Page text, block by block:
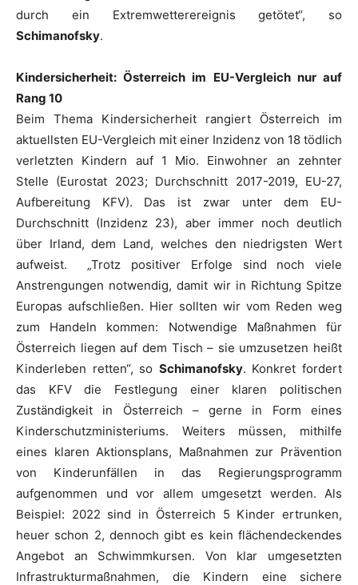
durch ein Extremwetterereignis getötet“, so
Schimanofsky.
Kindersicherheit: Österreich im EU-Vergleich nur auf
Rang 10
Beim Thema Kindersicherheit rangiert Österreich im
aktuellsten EU-Vergleich mit einer Inzidenz von 18 tödlich
verletzten Kindern auf 1 Mio. Einwohner an zehnter
Stelle (Eurostat 2023; Durchschnitt 2017-2019, EU-27,
Aufbereitung KFV). Das ist zwar unter dem EU-
Durchschnitt (Inzidenz 23), aber immer noch deutlich
über Irland, dem Land, welches den niedrigsten Wert
aufweist. „Trotz positiver Erfolge sind noch viele
Anstrengungen notwendig, damit wir in Richtung Spitze
Europas aufschließen. Hier sollten wir vom Reden weg
zum Handeln kommen: Notwendige Maßnahmen für
Österreich liegen auf dem Tisch – sie umzusetzen heißt
Kinderleben retten“, so Schimanofsky. Konkret fordert
das KFV die Festlegung einer klaren politischen
Zuständigkeit in Österreich – gerne in Form eines
Kinderschutzministeriums. Weiters müssen, mithilfe
eines klaren Aktionsplans, Maßnahmen zur Prävention
von Kinderunfällen in das Regierungsprogramm
aufgenommen und vor allem umgesetzt werden. Als
Beispiel: 2022 sind in Österreich 5 Kinder ertrunken,
heuer schon 2, dennoch gibt es kein flächendeckendes
Angebot an Schwimmkursen. Von klar umgesetzten
Infrastrukturmaßnahmen, die Kindern eine sichere